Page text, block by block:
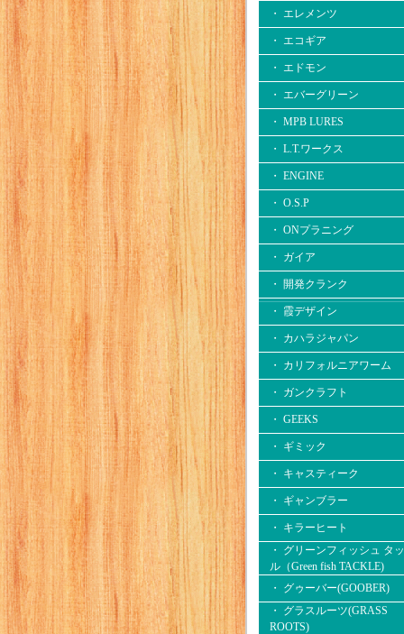
・ エレメンツ
・ エコギア
・ エドモン
・ エバーグリーン
・ MPB LURES
・ L.T.ワークス
・ ENGINE
・ O.S.P
・ ONプラニング
・ ガイア
・ 開発クランク
・ 霞デザイン
・ カハラジャパン
・ カリフォルニアワーム
・ ガンクラフト
・ GEEKS
・ ギミック
・ キャスティーク
・ ギャンブラー
・ キラーヒート
・ グリーンフィッシュ タ
ル（Green fish TACKLE)
・ グゥーバー(GOOBER)
・ グラスルーツ(GRASS
ROOTS)